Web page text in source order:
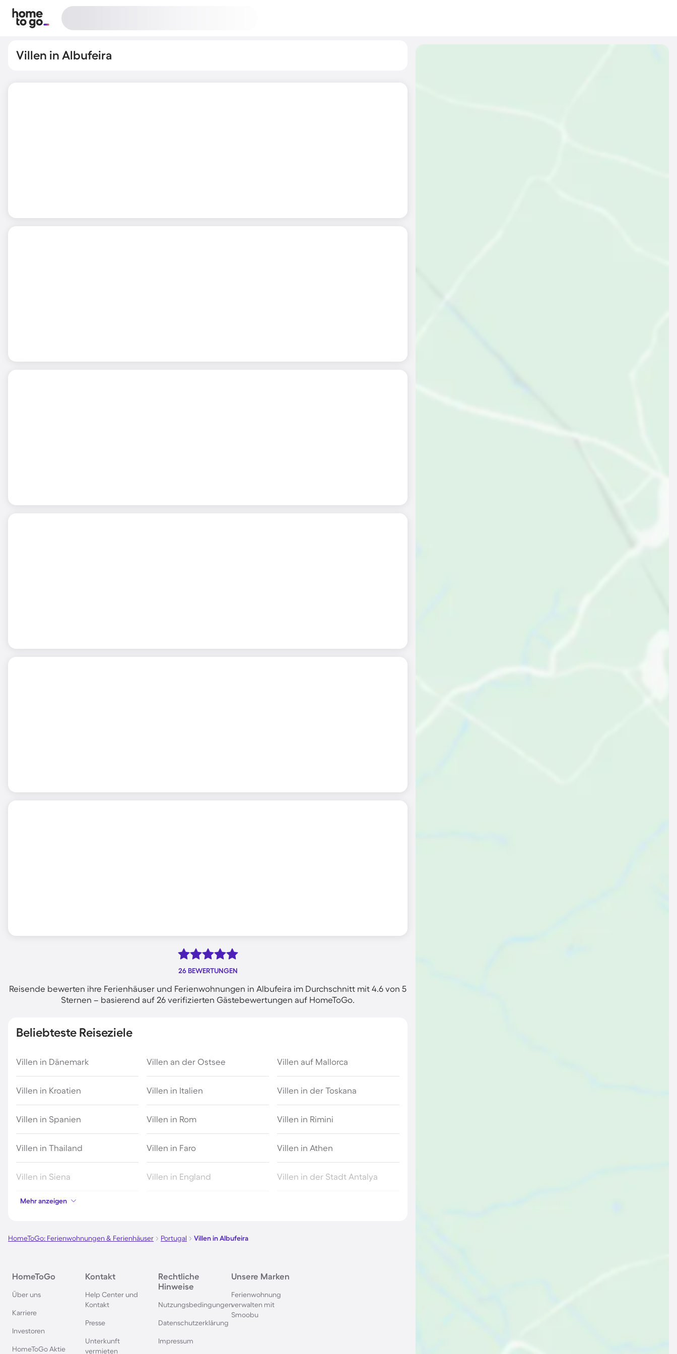
Villen in Albufeira
26 BEWERTUNGEN
Reisende bewerten ihre Ferienhäuser und Ferienwohnungen in Albufeira im Durchschnitt mit 4.6 von 5
Sternen – basierend auf 26 verifizierten Gästebewertungen auf HomeToGo.
Beliebteste Reiseziele
Villen in Dänemark Villen an der Ostsee Villen auf Mallorca
Villen in Kroatien Villen in Italien Villen in der Toskana
Villen in Spanien Villen in Rom Villen in Rimini
Villen in Thailand Villen in Faro Villen in Athen
Villen in Siena Villen in England Villen in der Stadt Antalya
Villen auf Bali
Villen in Makarska Villen in Portofino
Villen auf Skíathos Villen auf Hawaii Villen in San Diego
Villen in Alanya
Villen in Kalifornien
Mehr anzeigen
HomeToGo: Ferienwohnungen & Ferienhäuser Portugal Villen in Albufeira
HomeToGo
Über uns
Karriere
Investoren
HomeToGo Aktie
Kontakt
Help Center und
Kontakt
Presse
Unterkunft
vermieten
Rechtliche
Hinweise
Nutzungsbedingungen
Datenschutzerklärung
Impressum
Unsere Marken
Ferienwohnung
verwalten mit
Smoobu